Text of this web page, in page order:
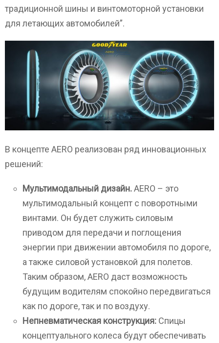
традиционной шины и винтомоторной установки
для летающих автомобилей”.
В концепте AERO реализован ряд инновационных
решений:
Мультимодальный дизайн.AERO – это
мультимодальный концепт с поворотными
винтами. Он будет служить силовым
приводом для передачи и поглощения
энергии при движении автомобиля по дороге,
а также силовой установкой для полетов.
Таким образом, AERO даст возможность
будущим водителям спокойно передвигаться
как по дороге, так и по воздуху.
Непневматическая конструкция: Спицы
концептуального колеса будут обеспечивать